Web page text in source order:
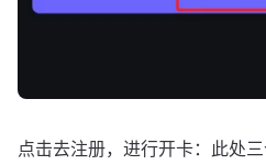
点击去注册，进行开卡：此处